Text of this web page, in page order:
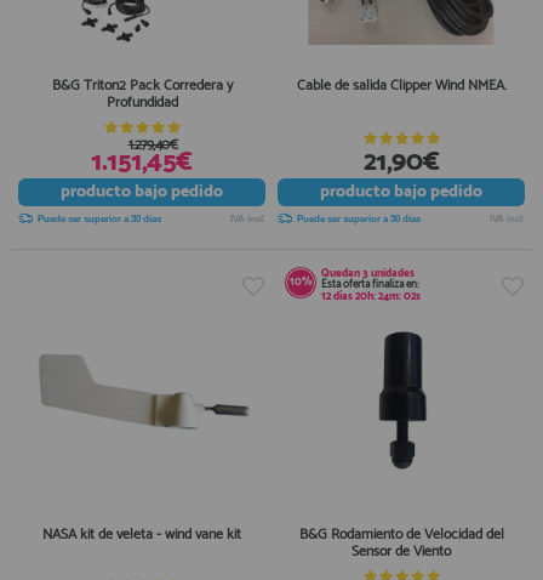
B&G Triton2 Pack Corredera y
Profundidad
1.151,45€
1.279,40€
productobajo pedido
Puede ser superior a 30 días IVA incl.
Cable de salida Clipper Wind NMEA.
21,90€
productobajo pedido
Puede ser superior a 30 días IVA incl.
NASA kit de veleta - wind vane kit
10% Quedan3unidades
Esta oferta finaliza en:
12días20h:24m:01s
B&G Rodamiento de Velocidad del
Sensor de Viento